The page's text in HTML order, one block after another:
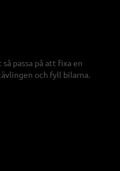
passa på att fixa en
och fyll bilarna.